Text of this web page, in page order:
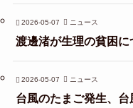
2026-05-07 ニュース
渡邊渚が生理の貧困
2026-05-07 ニュース
台風のたまご発生、